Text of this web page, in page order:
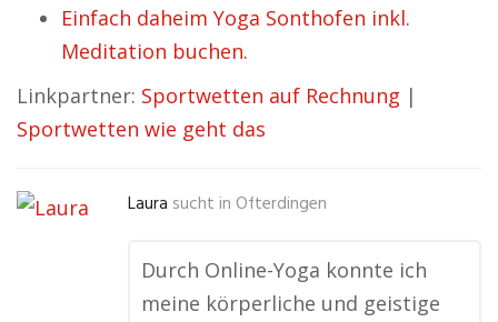
Einfach daheim Yoga Sonthofen inkl.
Meditation buchen.
Linkpartner: Sportwetten auf Rechnung |
Sportwetten wie geht das
Laura sucht in Ofterdingen
Durch Online-Yoga konnte ich
meine körperliche und geistige